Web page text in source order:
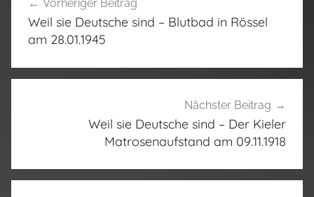
Vorheriger Beitrag
Weil sie Deutsche sind – Blutbad in Rössel
am 28.01.1945
Nächster Beitrag
Weil sie Deutsche sind – Der Kieler
Matrosenaufstand am 09.11.1918